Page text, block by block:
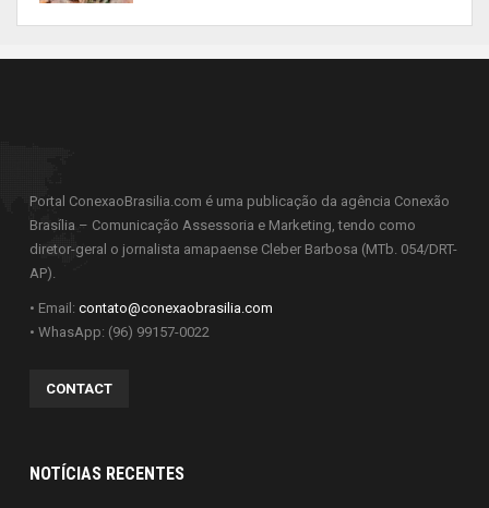
Portal ConexaoBrasilia.com é uma publicação da agência Conexão
Brasília – Comunicação Assessoria e Marketing, tendo como
diretor-geral o jornalista amapaense Cleber Barbosa (MTb. 054/DRT-
AP).
• Email: contato@conexaobrasilia.com
• WhasApp: (96) 99157-0022
CONTACT
NOTÍCIAS RECENTES